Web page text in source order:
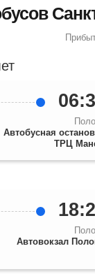
Автобусная
ТРЦ
Автовокзал